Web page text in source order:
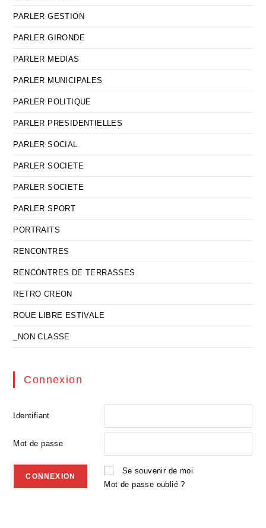
PARLER GESTION
PARLER GIRONDE
PARLER MEDIAS
PARLER MUNICIPALES
PARLER POLITIQUE
PARLER PRESIDENTIELLES
PARLER SOCIAL
PARLER SOCIETE
PARLER SOCIETE
PARLER SPORT
PORTRAITS
RENCONTRES
RENCONTRES DE TERRASSES
RETRO CREON
ROUE LIBRE ESTIVALE
_NON CLASSE
Connexion
Identifiant
Mot de passe
Se souvenir de moi
Mot de passe oublié ?